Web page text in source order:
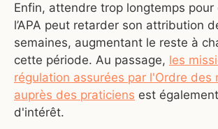
Enfin, attendre trop longtemps
l’APA peut retarder son attribution
semaines, augmentant le reste à
cette période. Au passage, les
régulation assurées par l'Ordre des
auprès des praticiens est
d'intérêt.